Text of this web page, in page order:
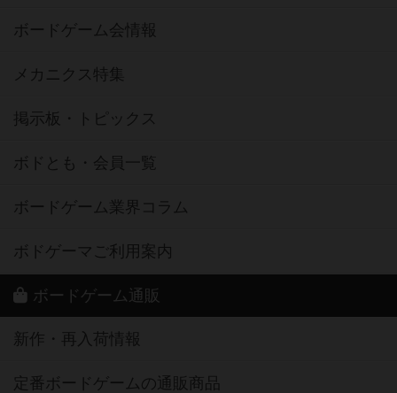
ボードゲーム会情報
メカニクス特集
掲示板・トピックス
ボドとも・会員一覧
ボードゲーム業界コラム
ボドゲーマご利用案内
ボードゲーム通販
新作・再入荷情報
定番ボードゲームの通販商品